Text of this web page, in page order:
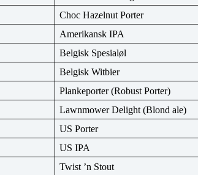
Choc Hazelnut Porter
Amerikansk IPA
Belgisk Spesialøl
Belgisk Witbier
Plankeporter (Robust Porter)
Lawnmower Delight (Blond ale)
US Porter
US IPA
Twist ’n Stout